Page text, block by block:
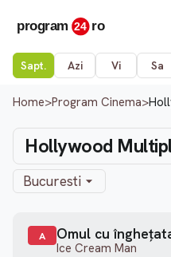
Sapt. Azi Vi Sa
Home>Program Cinema>
Hollywood
Bucuresti
A Omul cu
Ice Cream Man